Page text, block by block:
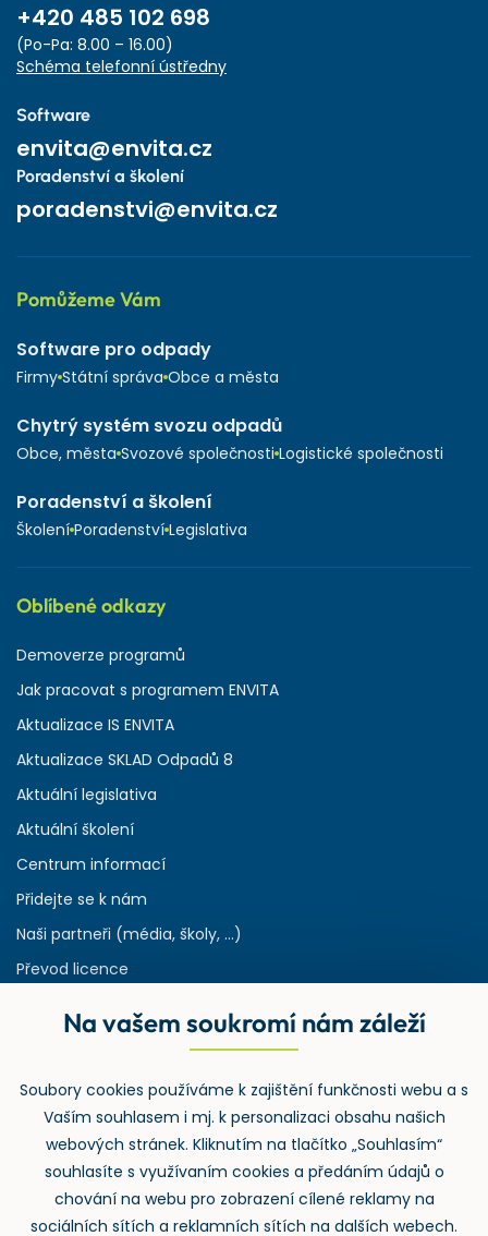
+420 485 102 698
(Po-Pa: 8.00 – 16.00)
Schéma telefonní ústředny
Software
envita@envita.cz
Poradenství a školení
poradenstvi@envita.cz
Pomůžeme Vám
Software pro odpady
Firmy Státní správa Obce a města
Chytrý systém svozu odpadů
Obce, města Svozové společnosti Logistické společnosti
Poradenství a školení
Školení Poradenství Legislativa
Oblíbené odkazy
Demoverze programů
Jak pracovat s programem ENVITA
Aktualizace IS ENVITA
Aktualizace SKLAD Odpadů 8
Aktuální legislativa
Aktuální školení
Centrum informací
Přidejte se k nám
Naši partneři (média, školy, ...)
Převod licence
Rejstřík používaných zkratek v odpadech
Zpětný odběr
Na vašem soukromí nám záleží
Soubory cookies používáme k zajištění funkčnosti webu a s
Vaším souhlasem i mj. k personalizaci obsahu našich
webových stránek. Kliknutím na tlačítko „Souhlasím“
souhlasíte s využívaním cookies a předáním údajů o
chování na webu pro zobrazení cílené reklamy na
sociálních sítích a reklamních sítích na dalších webech.